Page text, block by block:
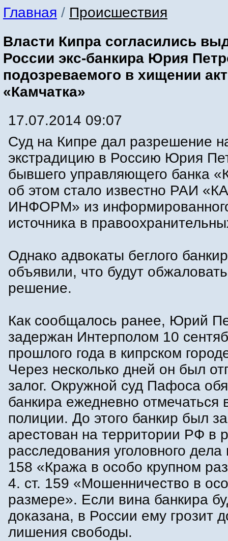
Главная / Происшествия
Власти Кипра согласились
России экс-банкира Юрия
подозреваемого в хищении
«Камчатка»
17.07.2014 09:07
Суд на Кипре дал разрешение
экстрадицию в Россию Юрия
бывшего управляющего банка
об этом стало известно РАИ
ИНФОРМ» из
источника в
Однако адвокаты беглого
объявили, что будут
решение.
Как сообщалось ранее, Юрий
задержан Интерполом 10
прошлого года в кипрском
Через несколько дней он был
залог. Окружной суд Пафоса
банкира ежедневно отмечаться
полиции. До этого банкир был
арестован на территории РФ в
расследования уголовного дела
158 «Кража в особо крупном
4. ст. 159 «Мошенничество в
размере». Если вина банкира
доказана, в России ему грозит
лишения свободы.